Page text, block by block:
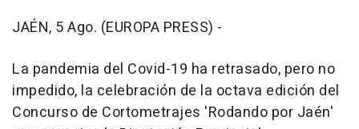
JAÉN, 5 Ago. (EUROPA PRESS) -
La pandemia del Covid-19 ha retrasado, pero no
impedido, la celebración de la octava edición del
Concurso de Cortometrajes 'Rodando por Jaén'